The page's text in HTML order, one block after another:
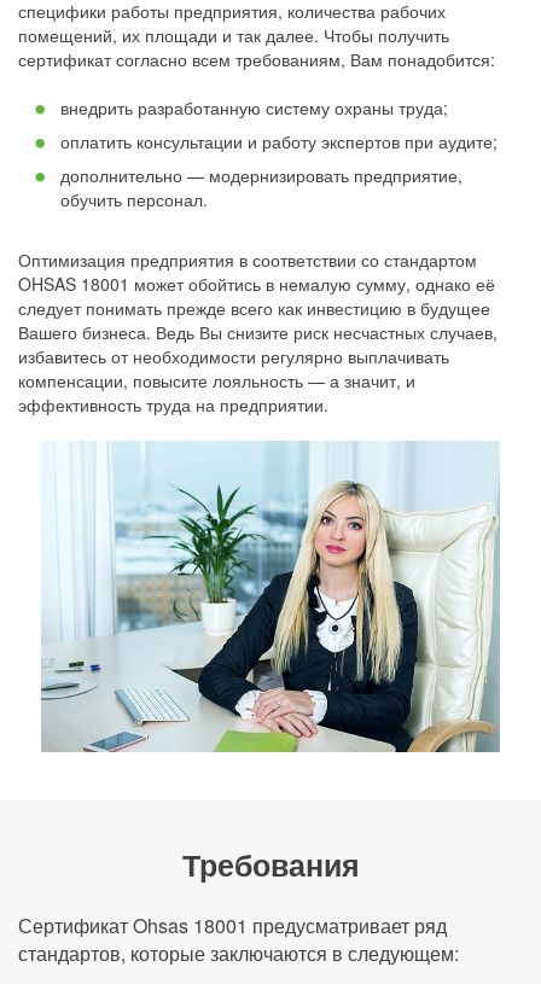
специфики работы предприятия, количества рабочих
помещений, их площади и так далее. Чтобы получить
сертификат согласно всем требованиям, Вам понадобится:
внедрить разработанную систему охраны труда;
оплатить консультации и работу экспертов при аудите;
дополнительно — модернизировать предприятие,
обучить персонал.
Оптимизация предприятия в соответствии со стандартом
OHSAS 18001 может обойтись в немалую сумму, однако её
следует понимать прежде всего как инвестицию в будущее
Вашего бизнеса. Ведь Вы снизите риск несчастных случаев,
избавитесь от необходимости регулярно выплачивать
компенсации, повысите лояльность — а значит, и
эффективность труда на предприятии.
Требования
Сертификат Ohsas 18001 предусматривает ряд
стандартов, которые заключаются в следующем: